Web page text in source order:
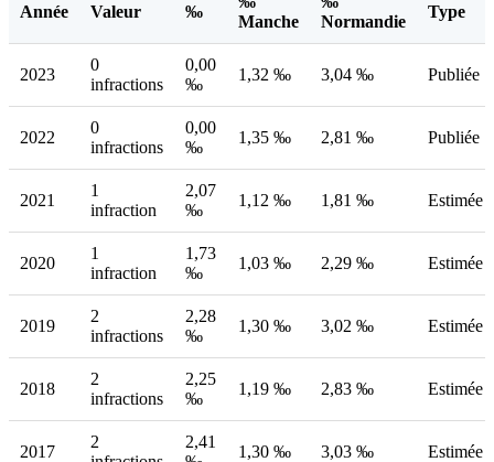
Année Valeur ‰
Manche
Normandie
Type
2023
0
infractions
0,00
‰
1,32 ‰ 3,04 ‰ Publiée
2022
0
infractions
0,00
‰
1,35 ‰ 2,81 ‰ Publiée
2021
1
infraction
2,07
‰
1,12 ‰ 1,81 ‰ Estimée
2020
1
infraction
1,73
‰
1,03 ‰ 2,29 ‰ Estimée
2019
2
infractions
2,28
‰
1,30 ‰ 3,02 ‰ Estimée
2018
2
infractions
2,25
‰
1,19 ‰ 2,83 ‰ Estimée
2017
2
2,41
1,30 ‰ 3,03 ‰ Estimée